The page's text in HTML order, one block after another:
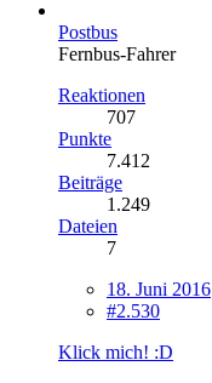
Postbus
Fernbus-Fahrer
Reaktionen
707
Punkte
7.412
Beiträge
1.249
Dateien
7
18. Juni 2016
#2.530
Klick mich! :D